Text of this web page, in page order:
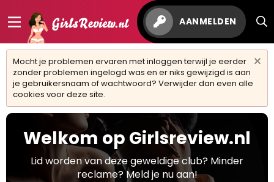
AANMELDEN
Mocht je problemen ervaren met inloggen terwijl je eerder
zonder problemen ingelogd was en er niks gewijzigd is aan
je gebruikersnaam of wachtwoord? Verwijder dan even alle
cookies voor deze site.
Welkom op Girlsreview.nl
Lid worden van deze geweldige club? Minder
reclame? Meld je nu aan!